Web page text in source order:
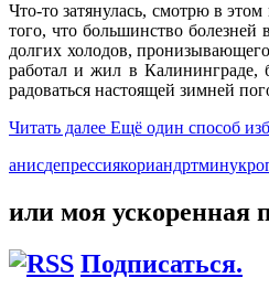
Что-то затянулась, смотрю в
того, что большинство болезней
долгих холодов,
работал и жил в Калининграде,
радоваться настоящей зимней
Читать далее Ещё один способ
анисдепрессиякориандртмин
или моя ускоренная
Подписаться.